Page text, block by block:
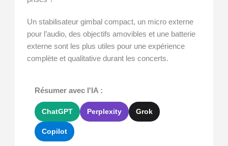
Un stabilisateur gimbal compact, un micro externe
pour l’audio, des objectifs amovibles et une batterie
externe sont les plus utiles pour une expérience
complète et qualitative durant les concerts.
Résumer avec l'IA :
ChatGPT Perplexity Grok
Copilot